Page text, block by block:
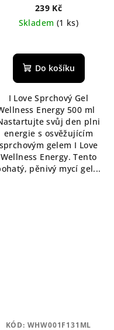
239 Kč
Skladem (1 ks)
Do košíku
I Love Sprchový Gel
Energy 500 ml
svůj den plni
energie s osvěžujícím
sprchovým gelem I Love
Wellness Energy. Tento
pěnivý mycí gel...
KÓD: WHW001F131ML